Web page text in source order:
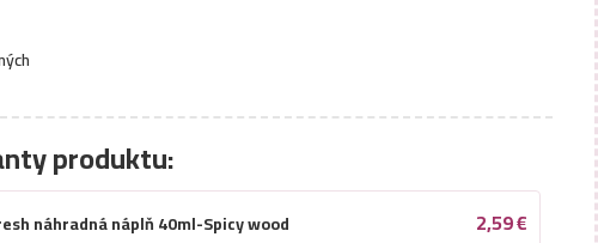
produktu:
náhradná náplň 40ml-Spicy wood 2,59€